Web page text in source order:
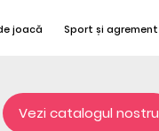
joacă Sport și agrement
Vezi catalogul nostru